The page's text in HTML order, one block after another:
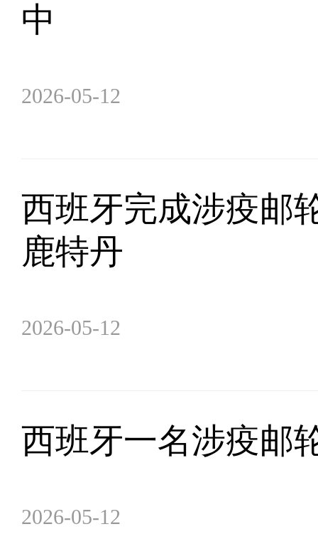
中
2026-05-12
西班牙完成涉疫邮
鹿特丹
2026-05-12
西班牙一名涉疫邮
2026-05-12